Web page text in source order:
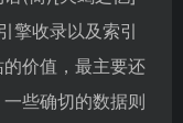
擎收录以及索引
价值，最主要还
些确切的数据则